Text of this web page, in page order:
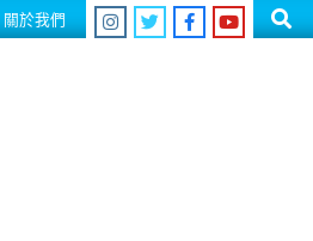
關於我們 Search